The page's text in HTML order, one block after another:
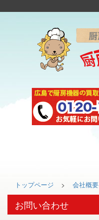
トップページ > 会社概要
お問い合わせ